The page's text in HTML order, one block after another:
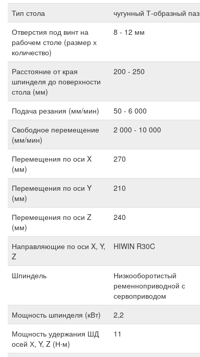
Тип стола
чугунный Т-образный паз
Отверстия под винт на
рабочем столе (размер х
количество)
8 - 12 мм
Расстояние от края
шпинделя до поверхности
стола (мм)
200 - 250
Подача резания (мм/мин) 50 - 6 000
Свободное перемещение
(мм/мин)
2 000 - 10 000
Перемещения по оси X
(мм)
270
Перемещения по оси Y
(мм)
210
Перемещения по оси Z
(мм)
240
Направляющие по оси X, Y,
Z
HIWIN R30C
Шпиндель
Низкооборотистый
ременноприводной с
сервоприводом
Мощность шпинделя (кВт)
2,2
Мощность удержания ШД
осей Х, Y, Z (Н∙м)
11